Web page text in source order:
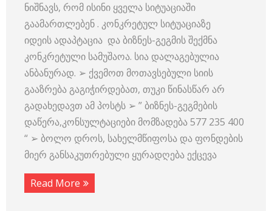
ნიშნავს, რომ ისინი ყველა სიტუაციაში
გაამართლებენ . კონკრეტულ სიტუაციაზე
იდეის ადაპტაცია და ბიზნეს-გეგმის შექმნა
კონკრეტული სამუშაოა. სია დალაგებულია
ანბანურად. ➢ ქვემოთ მოთავსებული სიის
გააზრება გაგიჭირდებათ, თუკი წინასწარ არ
გადახედავთ ამ პოსტს ➢ ” ბიზნეს-გეგმების
დაწერა,კონსულტაციები მომზადება 577 235 400
“ ➢ ბოლო დროს, სახელმწიფოსა და ფონდების
მიერ განსაკუთრებული ყურადღება ექცევა
Read More